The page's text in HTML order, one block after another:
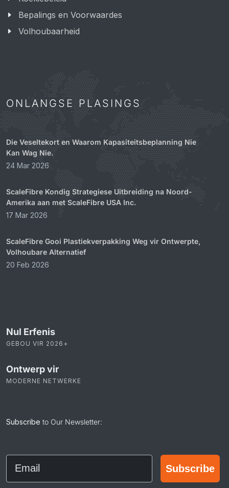
Bepalings en Voorwaardes
Volhoubaarheid
ONLANGSE PLASINGS
Die Veseltekort en Waarom Kapasiteitsbeplanning Nie
Kan Wag Nie.
24 Mar 2026
ScaleFibre Kondig Strategiese Uitbreiding na Noord-
Amerika aan met ScaleFibre USA Inc.
17 Mar 2026
ScaleFibre Gooi Plastiekverpakking Weg vir Ontwerpte,
Volhoubare Alternatief
20 Feb 2026
Nul Erfenis
GEBOU VIR 2026+
Ontwerp vir
MODERNE NETWERKE
Subscribe to Our Newsletter:
Email
Subscribe